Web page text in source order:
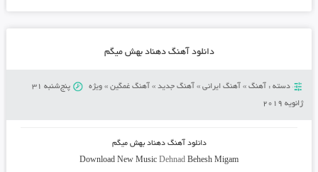
دانلود آهنگ دهناد بهش میگم
دسته : آهنگ» آهنگ ایرانی» آهنگ جدید» آهنگ غمگین» ویژه
پنج‌شنبه 31
ژانویه 2019
دانلود آهنگدهناد بهش میگم
Download New MusicDehnad Behesh Migam